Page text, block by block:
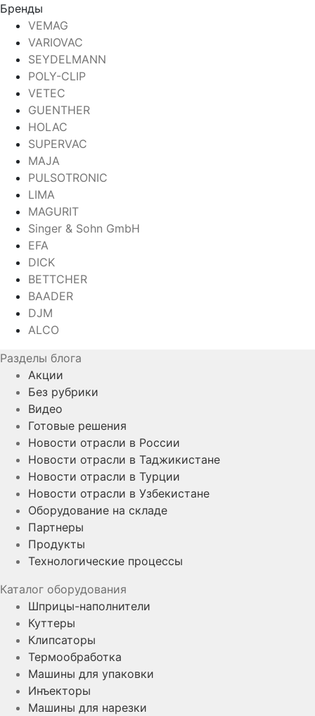
Бренды
VEMAG
VARIOVAC
SEYDELMANN
POLY-CLIP
VETEC
GUENTHER
HOLAC
SUPERVAC
MAJA
PULSOTRONIC
LIMA
MAGURIT
Singer & Sohn GmbH
EFA
DICK
BETTCHER
BAADER
DJM
ALCO
Разделы блога
Акции
Без рубрики
Видео
Готовые решения
Новости отрасли в России
Новости отрасли в Таджикистане
Новости отрасли в Турции
Новости отрасли в Узбекистане
Оборудование на складе
Партнеры
Продукты
Технологические процессы
Каталог оборудования
Шприцы-наполнители
Куттеры
Клипсаторы
Термообработка
Машины для упаковки
Инъекторы
Машины для нарезки